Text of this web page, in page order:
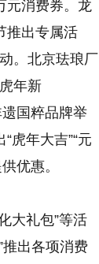
元消费券。龙
推出专属活
。北京珐琅厂
年新
国粹品牌举
虎年大吉”“元
优惠。
大礼包”等活
推出各项消费